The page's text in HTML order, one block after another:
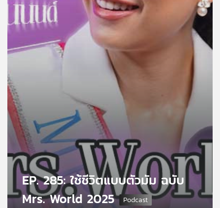
ข่าว
กิจกรรม
เกี่ยว
กับ
เรา
เครือ
ข่าย
วิทยุ
พี
บี
EP. 285: ใช้ชีวิตแบบตัวมัม ฉบับ
Mrs. World 2025